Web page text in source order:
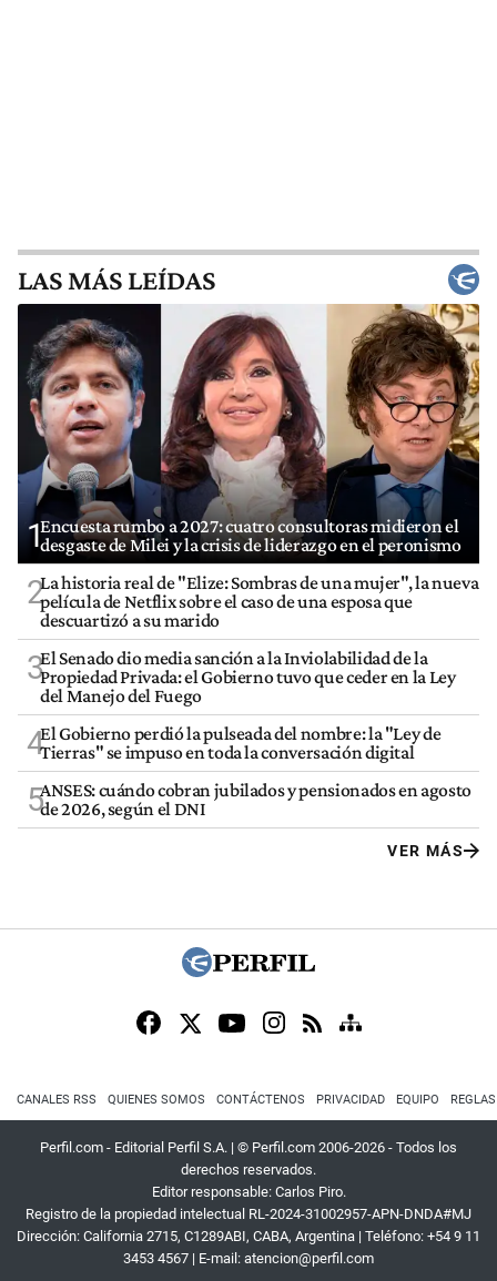
LAS MÁS LEÍDAS
1Encuesta rumbo a 2027: cuatro consultoras midieron el
desgaste de Milei y la crisis de liderazgo en el peronismo
2La historia real de "Elize: Sombras de una mujer", la nueva
película de Netflix sobre el caso de una esposa que
descuartizó a su marido
3El Senado dio media sanción a la Inviolabilidad de la
Propiedad Privada: el Gobierno tuvo que ceder en la Ley
del Manejo del Fuego
4El Gobierno perdió la pulseada del nombre: la "Ley de
Tierras" se impuso en toda la conversación digital
5ANSES: cuándo cobran jubilados y pensionados en agosto
de 2026, según el DNI
VER MÁS
CANALES RSS QUIENES SOMOS CONTÁCTENOS PRIVACIDAD EQUIPO
Perfil.com - Editorial Perfil S.A. | © Perfil.com 2006-2026 - Todos los
derechos reservados.
Editor responsable: Carlos Piro.
Registro de la propiedad intelectual RL-2024-31002957-APN-DNDA#MJ
Dirección: California 2715, C1289ABI, CABA, Argentina | Teléfono: +54 9 11
3453 4567 | E-mail: atencion@perfil.com